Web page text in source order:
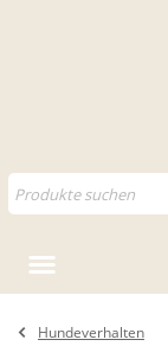
Hundeverhalten